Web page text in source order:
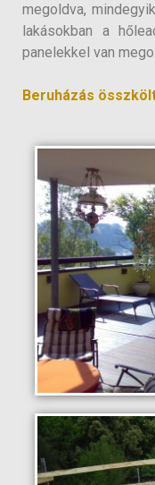
megoldva,
lakásokban a
panelekkel van
Beruházás